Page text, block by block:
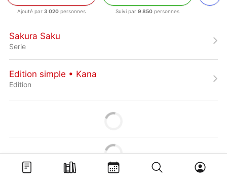
Ajouté par 3 020personnes Suivi par 9 850 personnes
Sakura Saku
Serie
Edition simple • Kana
Edition